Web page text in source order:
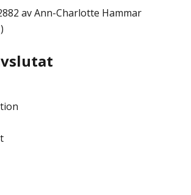
av Ann-Charlotte Hammar